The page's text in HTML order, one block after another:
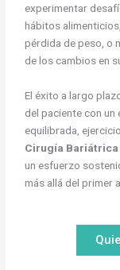
experimentar
hábitos
pérdida de peso, o
de los cambios en
El éxito a largo
del paciente con un
equilibrada,
Cirugía Bariátrica
un esfuerzo
más allá del primer